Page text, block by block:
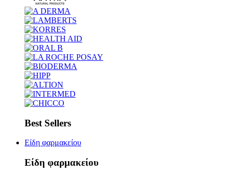
Best Sellers
Είδη φαρμακείου
Είδη φαρμακείου